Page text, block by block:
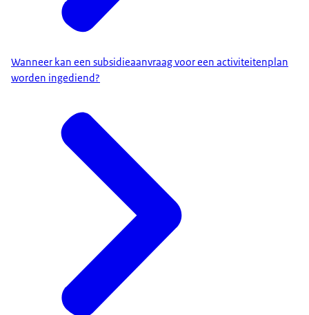
Wanneer kan een subsidieaanvraag voor een activiteitenplan
worden ingediend?